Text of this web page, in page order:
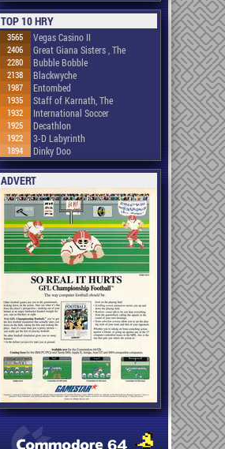
TOP 10 HRY
3565 Vegas Casino II
2406 Great Giana Sisters , The
2280 Bubble Bobble
2138 Blackwyche
1987 Entombed
1935 Staff of Karnath, The
1932 International Soccer
1925 Decathlon
1922 3-D Labyrinth
1894 Dinky Doo
ADVERT